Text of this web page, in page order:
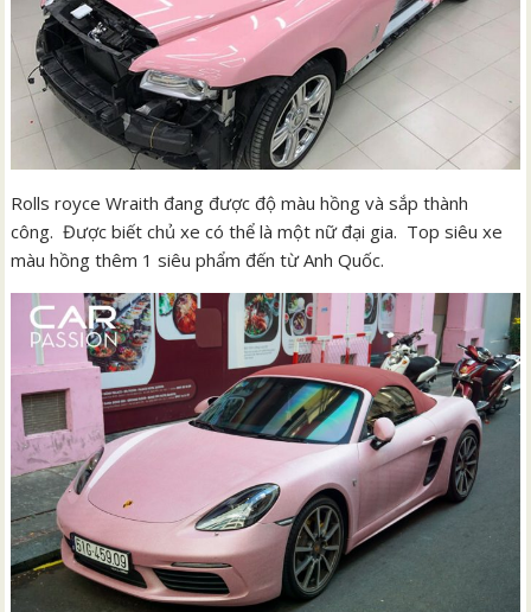
Rolls royce Wraith đang được độ màu hồng và sắp thành
công. Được biết chủ xe có thể là một nữ đại gia. Top siêu xe
màu hồng thêm 1 siêu phẩm đến từ Anh Quốc.